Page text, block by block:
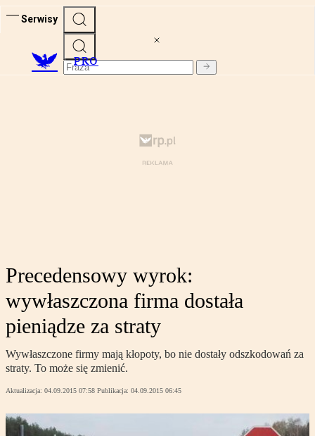
Serwisy
PRO
Precedensowy wyrok:
wywłaszczona firma dostała
pieniądze za straty
Wywłaszczone firmy mają kłopoty, bo nie dostały odszkodowań za
straty. To może się zmienić.
Aktualizacja: 04.09.2015 07:58 Publikacja: 04.09.2015 06:45